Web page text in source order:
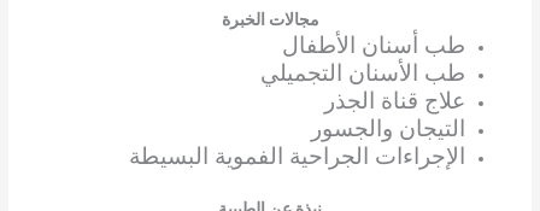
مجالات الخبرة
طب أسنان الأطفال
طب الأسنان التجميلي
علاج قناة الجذر
التيجان والجسور
الإجراءات الجراحية الفموية البسيطة